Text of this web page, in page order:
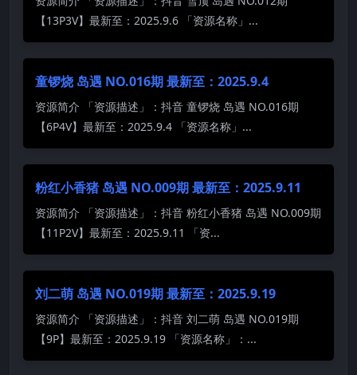
【13P3V】最新至：2025.9.6 「资源名称」...
童锣烧 岛遇 NO.016期 最新至：2025.9.4
资源简介 「资源描述」：抖音 童锣烧 岛遇 NO.016期
【6P4V】最新至：2025.9.4 「资源名称」...
粉红小香猪 岛遇 NO.009期 最新至：2025.9.11
资源简介 「资源描述」：抖音 粉红小香猪 岛遇 NO.009期
【11P2V】最新至：2025.9.11 「资...
刘二萌 岛遇 NO.019期 最新至：2025.9.19
资源简介 「资源描述」：抖音 刘二萌 岛遇 NO.019期
【9P】最新至：2025.9.19 「资源名称」：...